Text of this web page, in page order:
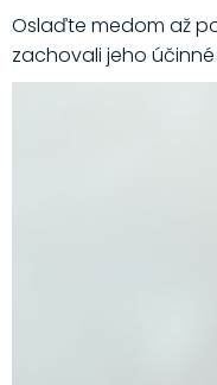
Oslaďte medom až
zachovali jeho účinné